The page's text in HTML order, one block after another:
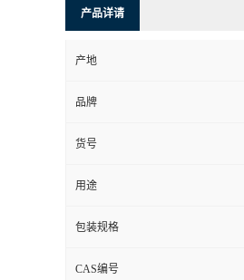
产品详请
产地
品牌
货号
用途
包装规格
CAS编号